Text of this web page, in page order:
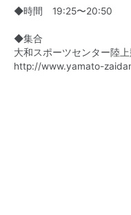
◆時間 19:25〜20:50
◆集合
大和スポーツセンター陸
http://www.yamato-